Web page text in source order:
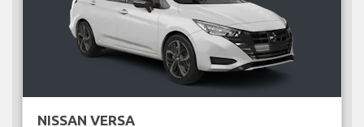
NISSAN VERSA